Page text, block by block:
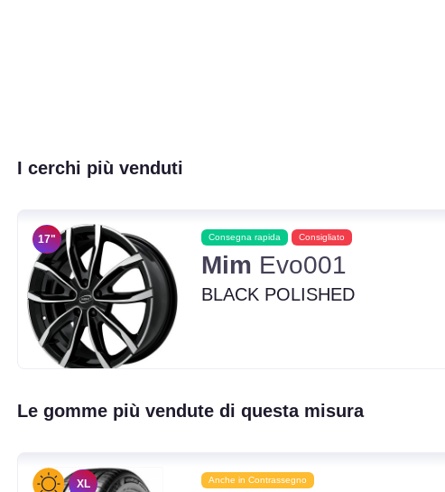
I cerchi più venduti
17" Consegna rapida Consigliato
Mim Evo001
BLACK POLISHED
Le gomme più vendute di questa misura
XL Anche in Contrassegno